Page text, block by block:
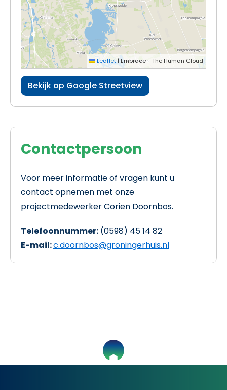
Leaflet| Embrace - The Human Cloud
Bekijk op Google Streetview
Contactpersoon
Voor meer informatie of vragen kunt u
contact opnemen met onze
projectmedewerker Corien Doornbos.
Telefoonnummer: (0598) 45 14 82
E-mail:c.doornbos@groningerhuis.nl